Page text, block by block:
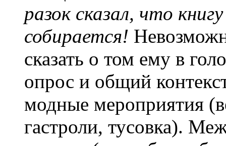
разок сказал, что
собирается!
сказать о том ему в
опрос и общий
модные мероприятия
гастроли, тусовка).